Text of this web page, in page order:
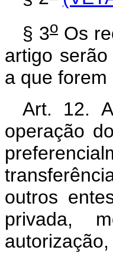
§ 3o Os
artigo
a que
Art. 12.
operação
outros
privada,